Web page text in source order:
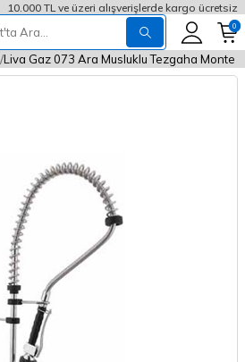
10.000 TL ve üzeri alışverişlerde kargo ücretsiz
0
Liva Gaz 073 Ara Musluklu Tezgaha Monte